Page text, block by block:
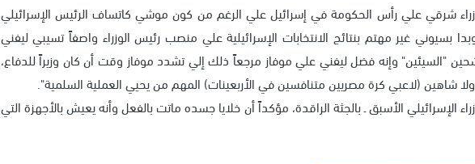
شرقي علي رأس الحكومة في إسرائيل علي الرغم من كون موشي كاتساف الرئيس الإسرائيلي
بسيوني غير مهتم بنتائج الانتخابات الإسرائيلية علي منصب رئيس الوزراء واصفاً تسيبي ليفني
"السيئين" وإنه فضل ليفني علي موفاز مرجعاً ذلك إلي تشدد موفاز وقت أن كان وزيراً للدفاع،
شاهين (لاعبي كرة مصريين متنافسين في الأربعينات) المهم من يحيي العملية السلمية".
الإسرائيلي الأسبق ـ بالجثة الراقدة، مؤكداً أن خلايا جسده ماتت بالفعل وأنه يعيش بالأجهزة التي